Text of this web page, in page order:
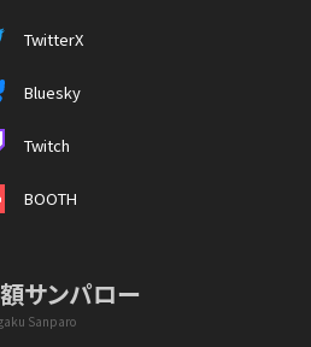
TwitterX
Bluesky
Twitch
BOOTH
サンパロー
Sanparo